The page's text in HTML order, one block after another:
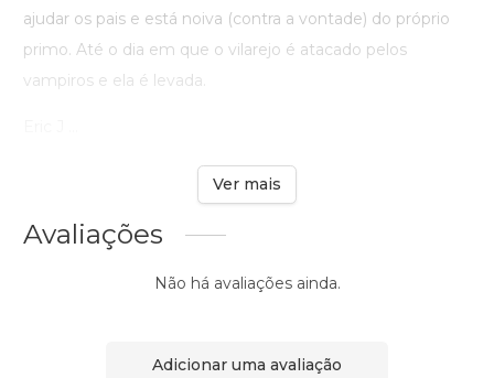
ajudar os pais e está noiva (contra a vontade) do próprio
primo. Até o dia em que o vilarejo é atacado pelos
vampiros e ela é levada.
Ver mais
Avaliações
Não há avaliações ainda.
Adicionar uma avaliação